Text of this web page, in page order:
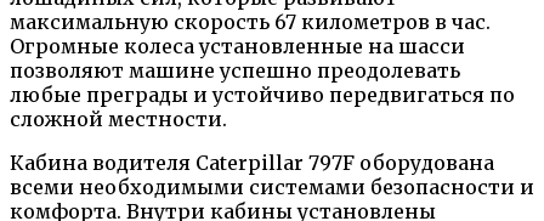
максимальную скорость 67 километров в час.
Огромные колеса установленные на шасси
позволяют машине успешно преодолевать
любые преграды и устойчиво передвигаться по
сложной местности.
Кабина водителя Caterpillar 797F оборудована
всеми необходимыми системами безопасности и
комфорта. Внутри кабины установлены